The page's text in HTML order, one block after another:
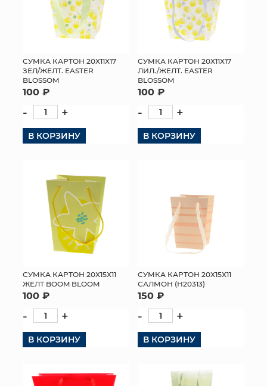
СУМКА КАРТОН 20Х11Х17
ЗЕЛ/ЖЕЛТ. EASTER
BLOSSOM
100 ₽
- +
В КОРЗИНУ
СУМКА КАРТОН 20Х11Х17
ЛИЛ./ЖЕЛТ. EASTER
BLOSSOM
100 ₽
- +
В КОРЗИНУ
СУМКА КАРТОН 20Х15Х11
ЖЕЛТ BOOM BLOOM
100 ₽
- +
В КОРЗИНУ
СУМКА КАРТОН 20Х15Х11
САЛМОН (H20313)
150 ₽
- +
В КОРЗИНУ